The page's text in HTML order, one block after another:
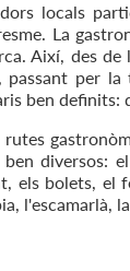
locals
La
Així, des
per
ben definits:
diversos:
els bolets, el
l'escamarlà,